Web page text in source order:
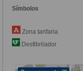
Símbolos
Zona tarifaria
Desfibrilador